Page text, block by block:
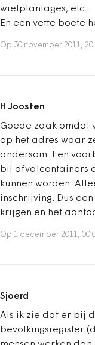
wietplantages, etc.
En een vette boete
Op 30 november 2011,
H Joosten
Goede zaak omdat
op het adres waar
andersom. Een
bij afvalcontainers
kunnen worden.
inschrijving. Dus
krijgen en het
Op 1 december 2011,
Sjoerd
Als ik zie dat er bij
bevolkingsregister